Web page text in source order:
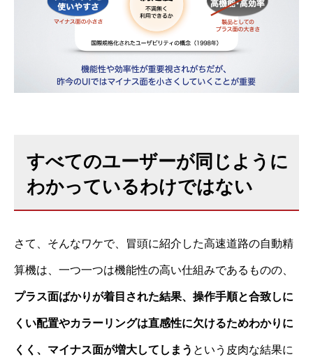
すべてのユーザーが同じように
わかっているわけではない
さて、そんなワケで、冒頭に紹介した高速道路の自動精
算機は、一つ一つは機能性の高い仕組みであるものの、
プラス面ばかりが着目された結果、操作手順と合致しに
くい配置やカラーリングは直感性に欠けるためわかりに
くく、マイナス面が増大してしまう という皮肉な結果に